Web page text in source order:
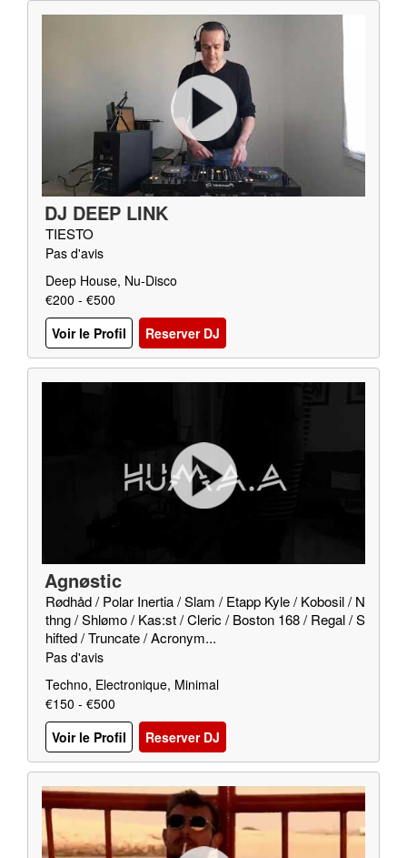
DJ DEEP LINK
TIESTO
Pas d'avis
Deep House, Nu-Disco
€200 - €500
Voir le Profil
Reserver DJ
Agnøstic
Rødhåd / Polar Inertia / Slam / Etapp Kyle / Kobosil / N
thng / Shlømo / Kas:st / Cleric / Boston 168 / Regal / S
hifted / Truncate / Acronym...
Pas d'avis
Techno, Electronique, Minimal
€150 - €500
Voir le Profil
Reserver DJ